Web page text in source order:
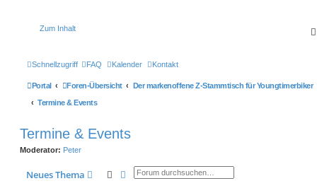
Zum Inhalt
Schnellzugriff FAQ Kalender Kontakt
Portal Foren-Übersicht
Der markenoffene Z-Stammtisch für Youngtimerbiker
Termine & Events
Termine & Events
Moderator: Peter
Neues Thema SucheErweiterte Suche